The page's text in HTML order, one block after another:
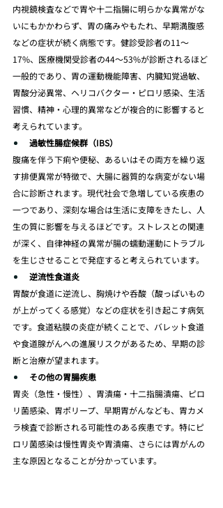
内視鏡検査などで胃や十二指腸に明らかな異常がな
いにもかかわらず、胃の痛みやもたれ、早期満腹感
などの症状が続く病態です。健診受診者の11～
17%、医療機関受診者の44～53%が診断されるほど
一般的であり、胃の運動機能障害、内臓知覚過敏、
胃酸分泌異常、ヘリコバクター・ピロリ感染、生活
習慣、精神・心理的異常などが複合的に影響すると
考えられています。
過敏性腸症候群（IBS）
腹痛を伴う下痢や便秘、あるいはその両方を繰り返
す排便異常が特徴で、大腸に器質的な病変がない場
合に診断されます。現代社会で急増している疾患の
一つであり、深刻な場合は生活に支障をきたし、人
生の質に影響を与えるほどです。ストレスとの関連
が深く、自律神経の異常が腸の蠕動運動にトラブル
を生じさせることで発症すると考えられています。
逆流性食道炎
胃酸が食道に逆流し、胸焼けや呑酸（酸っぱいもの
が上がってくる感覚）などの症状を引き起こす病気
です。食道粘膜の炎症が続くことで、バレット食道
や食道腺がんへの進展リスクがあるため、早期の診
断と治療が望まれます。
その他の胃腸疾患
胃炎（急性・慢性）、胃潰瘍・十二指腸潰瘍、ピロ
リ菌感染、胃ポリープ、早期胃がんなども、胃カメ
ラ検査で診断される可能性のある疾患です。特にピ
ロリ菌感染は慢性胃炎や胃潰瘍、さらには胃がんの
主な原因となることが分かっています。